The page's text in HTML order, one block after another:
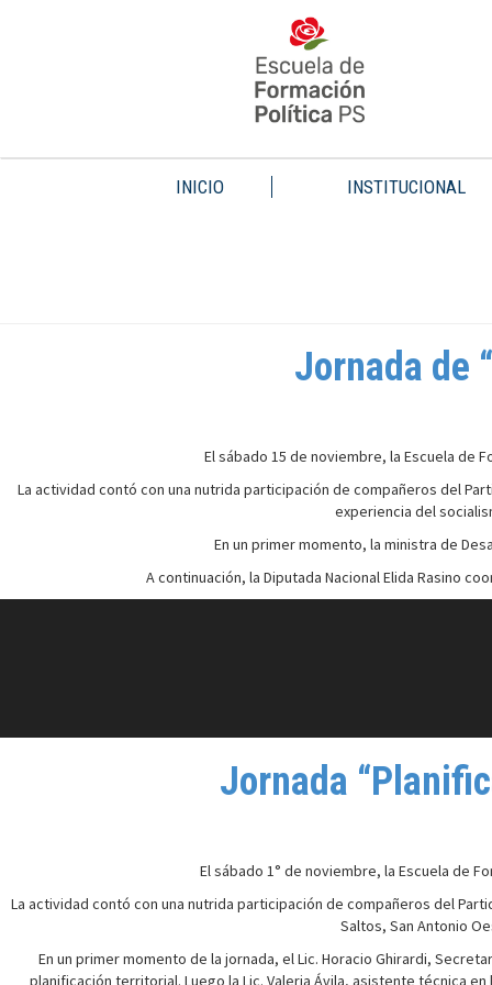
INICIO INSTITUCIONAL
Jornada de
El sábado 15 de noviembre, la Escuela de
La actividad contó con una nutrida participación de compañeros del
experiencia del
En un primer momento, la ministra de
A continuación, la Diputada Nacional Elida Rasino
Jornada
El sábado 1° de noviembre, la Escuela de
La actividad contó con una nutrida participación de compañeros del
Saltos, San Antonio
En un primer momento de la jornada, el Lic. Horacio Ghirardi,
planificación territorial. Luego la Lic. Valeria Ávila, asistente técnica